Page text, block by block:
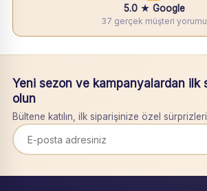
5.0 ★ Google
37 gerçek müşteri yorumu
Yeni sezon ve kampanyalardan ilk
olun
Bültene katılın, ilk siparişinize özel sürprizleri